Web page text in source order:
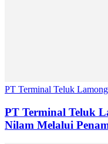
PT Terminal Teluk Lamong
PT Terminal Teluk
Nilam Melalui